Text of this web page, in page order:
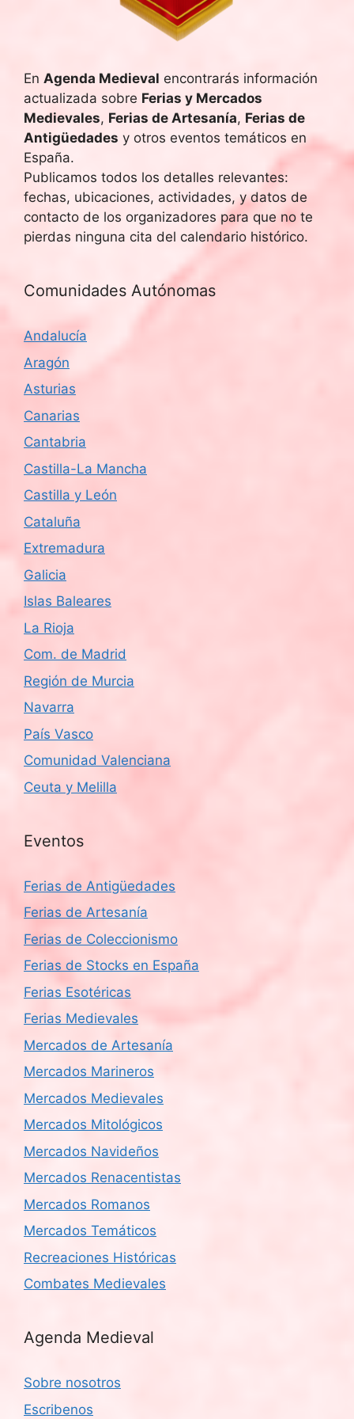
En Agenda Medieval encontrarás información
actualizada sobre Ferias y Mercados
Medievales, Ferias de Artesanía, Ferias de
Antigüedades y otros eventos temáticos en
España.
Publicamos todos los detalles relevantes:
fechas, ubicaciones, actividades, y datos de
contacto de los organizadores para que no te
pierdas ninguna cita del calendario histórico.
Comunidades Autónomas
Andalucía
Aragón
Asturias
Canarias
Cantabria
Castilla-La Mancha
Castilla y León
Cataluña
Extremadura
Galicia
Islas Baleares
La Rioja
Com. de Madrid
Región de Murcia
Navarra
País Vasco
Comunidad Valenciana
Ceuta y Melilla
Eventos
Ferias de Antigüedades
Ferias de Artesanía
Ferias de Coleccionismo
Ferias de Stocks en España
Ferias Esotéricas
Ferias Medievales
Mercados de Artesanía
Mercados Marineros
Mercados Medievales
Mercados Mitológicos
Mercados Navideños
Mercados Renacentistas
Mercados Romanos
Mercados Temáticos
Recreaciones Históricas
Combates Medievales
Agenda Medieval
Sobre nosotros
Escribenos